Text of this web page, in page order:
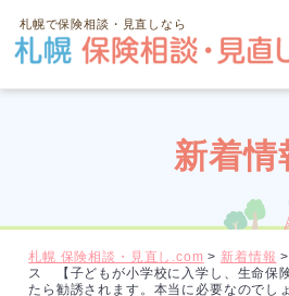
札幌で保険相談・見直しなら
新着情
札幌 保険相談・見直し.com > 新着情報 >
ス 【子どもが小学校に入学し、生命保
たら勧誘されます。本当に必要なのでし